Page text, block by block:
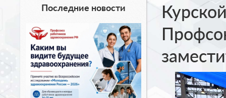
Последние новости